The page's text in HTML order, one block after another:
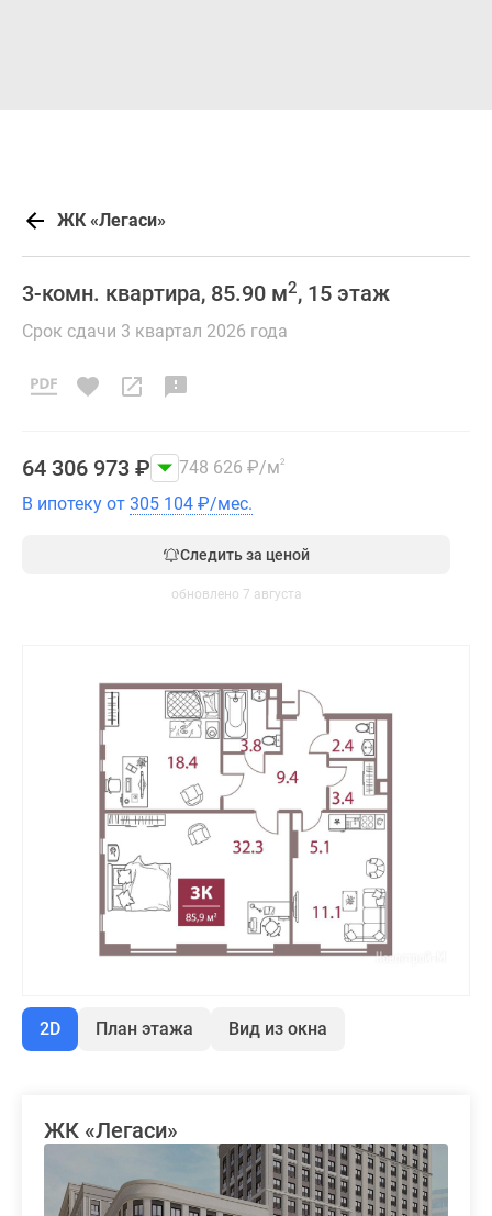
ЖК «Легаси»
3-комн. квартира, 85.90 м2, 15 этаж
Срок сдачи 3 квартал 2026 года
64 306 973 ₽ 748 626 ₽/м2
В ипотеку от 305 104 ₽/мес.
Следить за ценой
обновлено 7 августа
2D План этажа Вид из окна
ЖК «Легаси»